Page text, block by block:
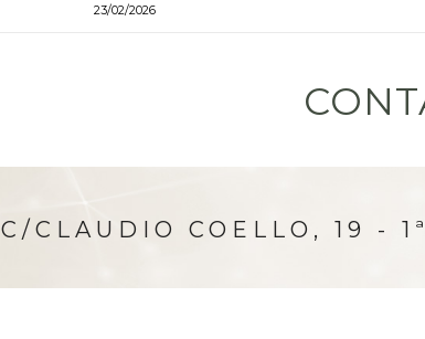
23/02/2026
C/CLAUDIO COELLO, 19 -